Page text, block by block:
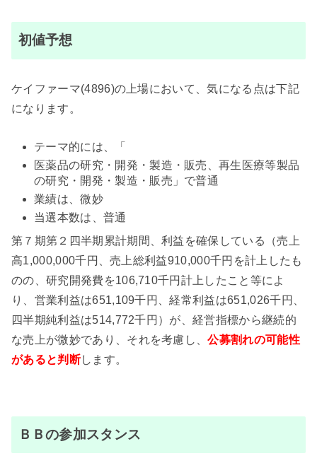
初値予想
ケイファーマ(4896)の上場において、気になる点は下記
になります。
テーマ的には、「
医薬品の研究・開発・製造・販売、再生医療等製品
の研究・開発・製造・販売」で普通
業績は、微妙
当選本数は、普通
第７期第２四半期累計期間、利益を確保している（売上
高1,000,000千円、売上総利益910,000千円を計上したも
のの、研究開発費を106,710千円計上したこと等によ
り、営業利益は651,109千円、経常利益は651,026千円、
四半期純利益は514,772千円）が、経営指標から継続的
な売上が微妙であり、それを考慮し、公募割れの可能性
があると判断します。
ＢＢの参加スタンス